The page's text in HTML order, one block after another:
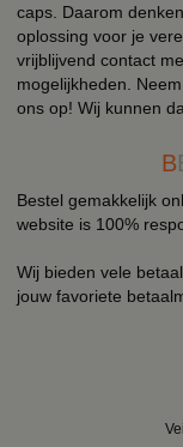
caps. Daarom
oplossing voor je
vrijblijvend contact
mogelijkheden.
ons op! Wij kunnen
B
Bestel gemakkelijk
website is 100%
Wij bieden vele
jouw favoriete